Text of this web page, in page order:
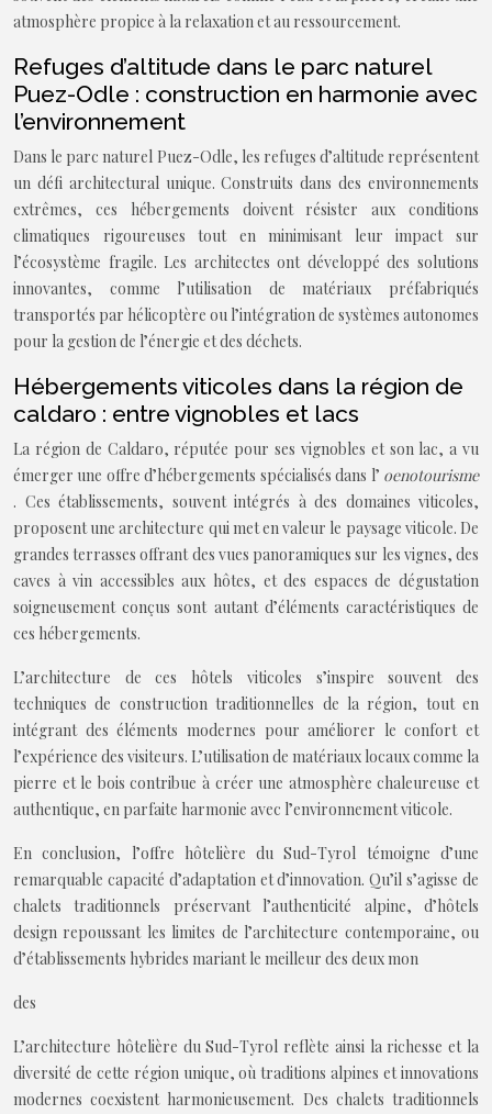
atmosphère propice à la relaxation et au ressourcement.
Refuges d’altitude dans le parc naturel
Puez-Odle : construction en harmonie avec
l’environnement
Dans le parc naturel Puez-Odle, les refuges d’altitude représentent
un défi architectural unique. Construits dans des environnements
extrêmes, ces hébergements doivent résister aux conditions
climatiques rigoureuses tout en minimisant leur impact sur
l’écosystème fragile. Les architectes ont développé des solutions
innovantes, comme l’utilisation de matériaux préfabriqués
transportés par hélicoptère ou l’intégration de systèmes autonomes
pour la gestion de l’énergie et des déchets.
Hébergements viticoles dans la région de
caldaro : entre vignobles et lacs
La région de Caldaro, réputée pour ses vignobles et son lac, a vu
émerger une offre d’hébergements spécialisés dans l’ oenotourisme
. Ces établissements, souvent intégrés à des domaines viticoles,
proposent une architecture qui met en valeur le paysage viticole. De
grandes terrasses offrant des vues panoramiques sur les vignes, des
caves à vin accessibles aux hôtes, et des espaces de dégustation
soigneusement conçus sont autant d’éléments caractéristiques de
ces hébergements.
L’architecture de ces hôtels viticoles s’inspire souvent des
techniques de construction traditionnelles de la région, tout en
intégrant des éléments modernes pour améliorer le confort et
l’expérience des visiteurs. L’utilisation de matériaux locaux comme la
pierre et le bois contribue à créer une atmosphère chaleureuse et
authentique, en parfaite harmonie avec l’environnement viticole.
En conclusion, l’offre hôtelière du Sud-Tyrol témoigne d’une
remarquable capacité d’adaptation et d’innovation. Qu’il s’agisse de
chalets traditionnels préservant l’authenticité alpine, d’hôtels
design repoussant les limites de l’architecture contemporaine, ou
d’établissements hybrides mariant le meilleur des deux mon
des
L’architecture hôtelière du Sud-Tyrol reflète ainsi la richesse et la
diversité de cette région unique, où traditions alpines et innovations
modernes coexistent harmonieusement. Des chalets traditionnels